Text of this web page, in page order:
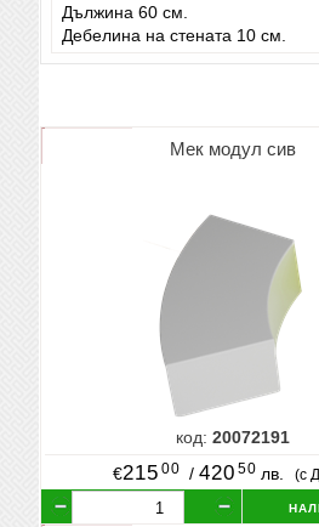
Дължина 60 см.
Дебелина на стената 10 см.
Мек модул сив
код:20072191
€215 00 /420 50 лв. (с